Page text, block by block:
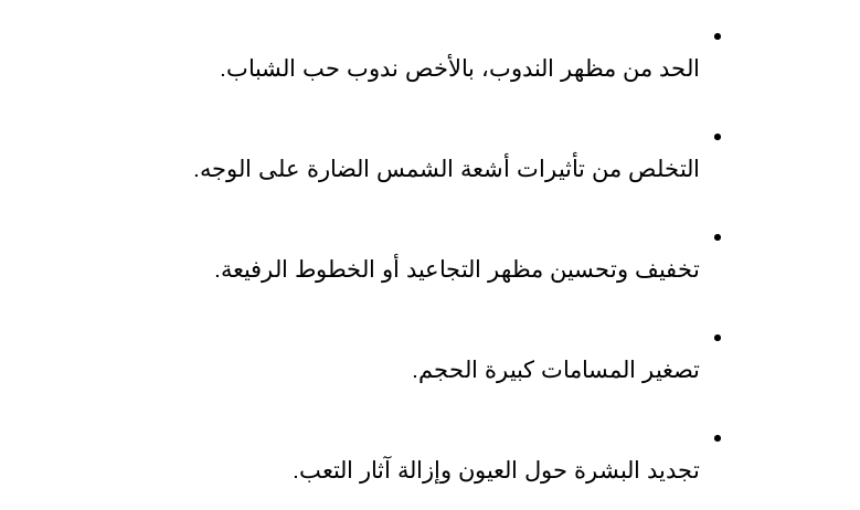
الحد من مظهر الندوب، بالأخص ندوب حب الشباب.
التخلص من تأثيرات أشعة الشمس الضارة على الوجه.
تخفيف وتحسين مظهر التجاعيد أو الخطوط الرفيعة.
تصغير المسامات كبيرة الحجم.
تجديد البشرة حول العيون وإزالة آثار التعب.